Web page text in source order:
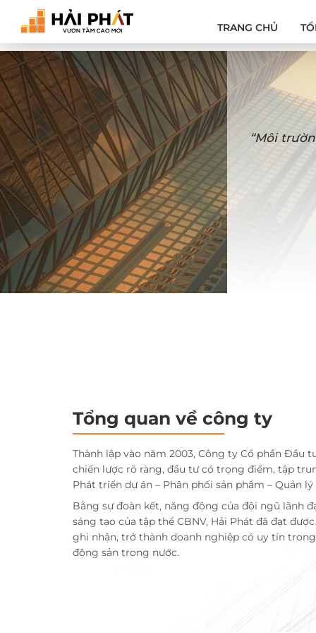
TRANG CHỦ
“Môi
Tổng quan về công ty
Thành lập vào năm 2003, Công ty Cổ phần Đầu
chiến lược rõ ràng, đầu tư có trọng điểm, tập
Phát triển dự án – Phân phối sản phẩm – Quản
Bằng sự đoàn kết, năng động của đội ngũ lãnh
sáng tạo của tập thể CBNV, Hải Phát đã đạt
ghi nhận, trở thành doanh nghiệp có uy tín
động sản trong nước.